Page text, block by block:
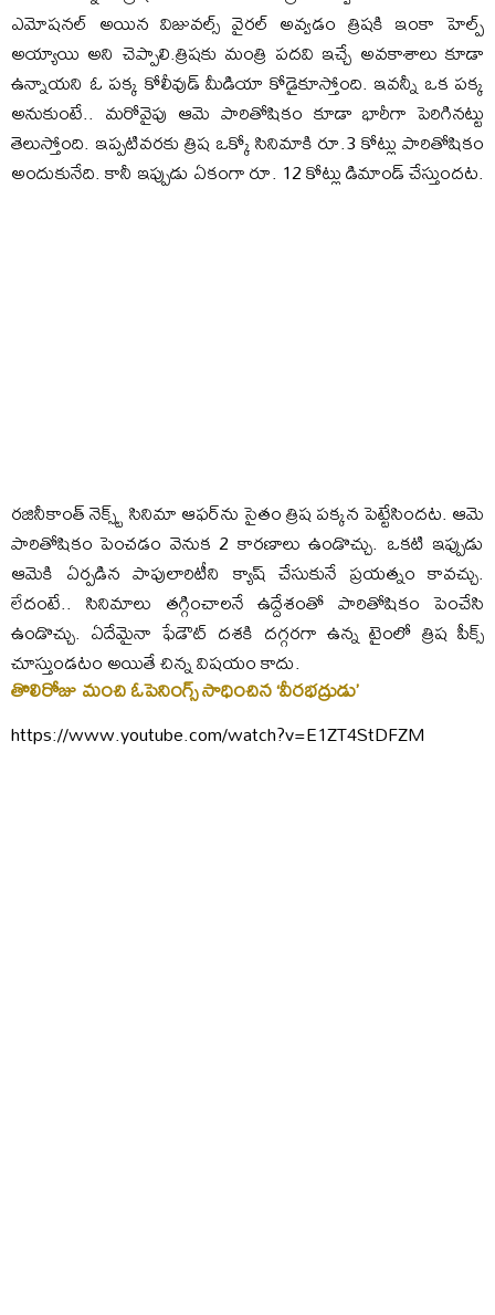
ఎమోషనల్ అయిన విజువల్స్ వైరల్ అవ్వడం త్రిషకి ఇంకా హెల్ప్
అయ్యాయి అని చెప్పాలి.త్రిషకు మంత్రి పదవి ఇచ్చే అవకాశాలు కూడా
ఉన్నాయని ఓ పక్క కోలీవుడ్ మీడియా కోడైకూస్తోంది. ఇవన్నీ ఒక పక్క
అనుకుంటే.. మరోవైపు ఆమె పారితోషికం కూడా భారీగా పెరిగినట్టు
తెలుస్తోంది. ఇప్పటివరకు త్రిష ఒక్కో సినిమాకి రూ.3 కోట్లు పారితోషికం
అందుకునేది. కానీ ఇప్పుడు ఏకంగా రూ. 12 కోట్లు డిమాండ్ చేస్తుందట.
రజినీకాంత్ నెక్స్ట్ సినిమా ఆఫర్‌ను సైతం త్రిష పక్కన పెట్టేసిందట. ఆమె
పారితోషికం పెంచడం వెనుక 2 కారణాలు ఉండొచ్చు. ఒకటి ఇప్పుడు
ఆమెకి ఏర్పడిన పాపులారిటీని క్యాష్ చేసుకునే ప్రయత్నం కావచ్చు.
లేదంటే.. సినిమాలు తగ్గించాలనే ఉద్దేశంతో పారితోషికం పెంచేసి
ఉండొచ్చు. ఏదేమైనా ఫేడౌట్ దశకి దగ్గరగా ఉన్న టైంలో త్రిష పీక్స్
చూస్తుండటం అయితే చిన్న విషయం కాదు.
తొలిరోజు మంచి ఓపెనింగ్స్ సాధించిన ‘వీరభద్రుడు’
https://www.youtube.com/watch?v=E1ZT4StDFZM